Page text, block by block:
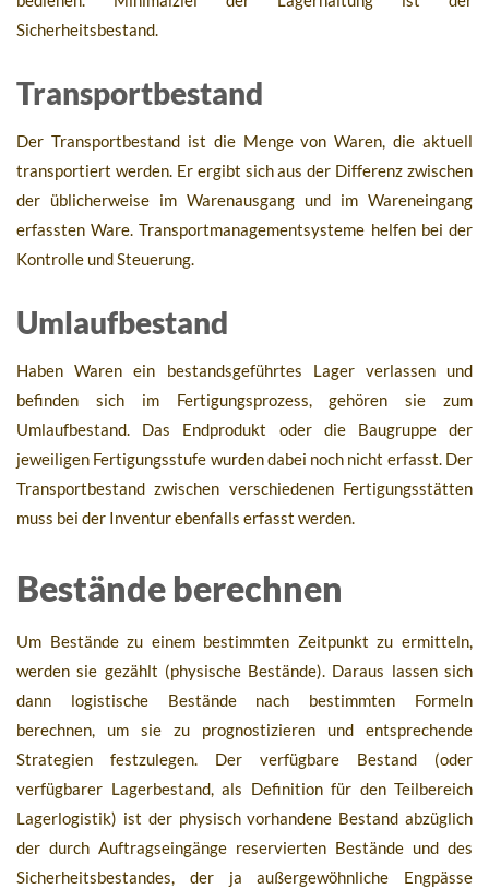
Sicherheitsbestand.
Transportbestand
Der Transportbestand ist die Menge von Waren, die aktuell
transportiert werden. Er ergibt sich aus der Differenz zwischen
der üblicherweise im Warenausgang und im Wareneingang
erfassten Ware. Transportmanagementsysteme helfen bei der
Kontrolle und Steuerung.
Umlaufbestand
Haben Waren ein bestandsgeführtes Lager verlassen und
befinden sich im Fertigungsprozess, gehören sie zum
Umlaufbestand. Das Endprodukt oder die Baugruppe der
jeweiligen Fertigungsstufe wurden dabei noch nicht erfasst. Der
Transportbestand zwischen verschiedenen Fertigungsstätten
muss bei der Inventur ebenfalls erfasst werden.
Bestände berechnen
Um Bestände zu einem bestimmten Zeitpunkt zu ermitteln,
werden sie gezählt (physische Bestände). Daraus lassen sich
dann logistische Bestände nach bestimmten Formeln
berechnen, um sie zu prognostizieren und entsprechende
Strategien festzulegen. Der verfügbare Bestand (oder
verfügbarer Lagerbestand, als Definition für den Teilbereich
Lagerlogistik) ist der physisch vorhandene Bestand abzüglich
der durch Auftragseingänge reservierten Bestände und des
Sicherheitsbestandes, der ja außergewöhnliche Engpässe